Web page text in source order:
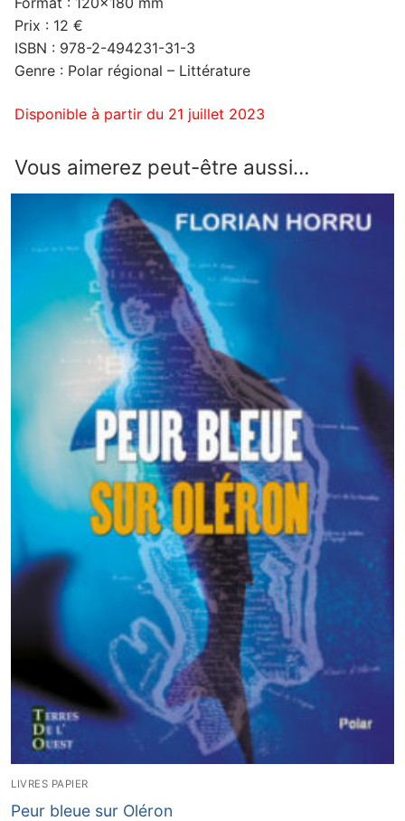
Prix : 12 €
ISBN : 978-2-494231-31-3
Genre : Polar régional – Littérature
Disponible à partir du 21 juillet 2023
Vous aimerez peut-être aussi…
LIVRES PAPIER
Peur bleue sur Oléron